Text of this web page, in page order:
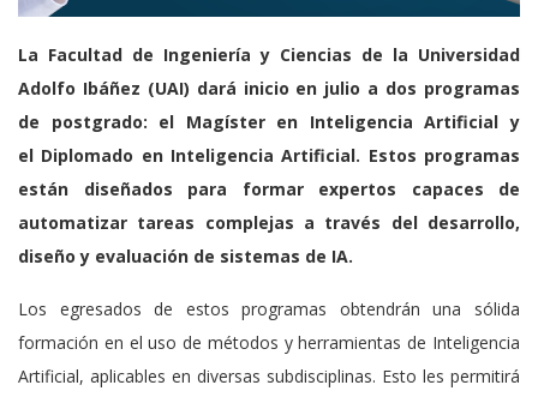
La Facultad de Ingeniería y Ciencias de la Universidad
Adolfo Ibáñez (UAI) dará inicio en julio a dos programas
de postgrado: el Magíster en Inteligencia Artificial y
el Diplomado en Inteligencia Artificial. Estos programas
están diseñados para formar expertos capaces de
automatizar tareas complejas a través del desarrollo,
diseño y evaluación de sistemas de IA.
Los egresados de estos programas obtendrán una sólida
formación en el uso de métodos y herramientas de Inteligencia
Artificial, aplicables en diversas subdisciplinas. Esto les permitirá